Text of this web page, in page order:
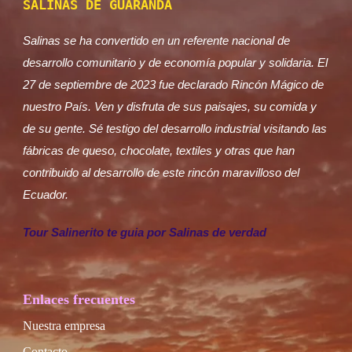
SALINAS DE GUARANDA
Salinas se ha convertido en un referente nacional de
desarrollo comunitario y de economía popular y solidaria. El
27 de septiembre de 2023 fue declarado Rincón Mágico de
nuestro País. Ven y disfruta de sus paisajes, su comida y
de su gente. Sé testigo del desarrollo industrial visitando las
fábricas de queso, chocolate, textiles y otras que han
contribuido al desarrollo de este rincón maravilloso del
Ecuador.
Tour Salinerito te guia por Salinas de verdad
Enlaces frecuentes
Nuestra empresa